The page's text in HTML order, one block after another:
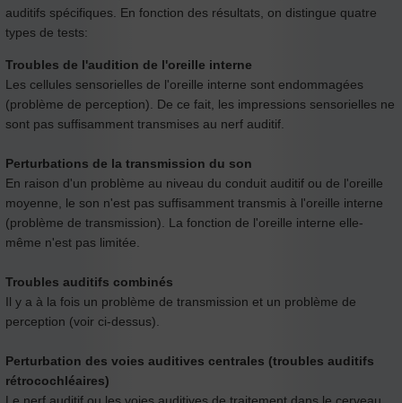
auditifs spécifiques. En fonction des résultats, on distingue quatre
types de tests:
Troubles de l'audition de l'oreille interne
Les cellules sensorielles de l'oreille interne sont endommagées
(problème de perception). De ce fait, les impressions sensorielles ne
sont pas suffisamment transmises au nerf auditif.
Perturbations de la transmission du son
En raison d'un problème au niveau du conduit auditif ou de l'oreille
moyenne, le son n'est pas suffisamment transmis à l'oreille interne
(problème de transmission). La fonction de l'oreille interne elle-
même n'est pas limitée.
Troubles auditifs combinés
Il y a à la fois un problème de transmission et un problème de
perception (voir ci-dessus).
Perturbation des voies auditives centrales (troubles auditifs
rétrocochléaires)
Le nerf auditif ou les voies auditives de traitement dans le cerveau